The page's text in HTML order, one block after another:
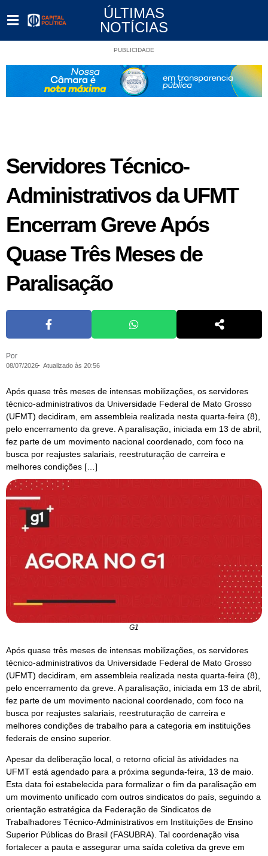
ÚLTIMAS
NOTÍCIAS
PUBLICIDADE
Servidores Técnico-
Administrativos da UFMT
Encerram Greve Após
Quase Três Meses de
Paralisação
Por
08/07/2026 Atualizado às 20:56
Após quase três meses de intensas mobilizações, os servidores
técnico-administrativos da Universidade Federal de Mato Grosso
(UFMT) decidiram, em assembleia realizada nesta quarta-feira (8),
pelo encerramento da greve. A paralisação, iniciada em 13 de abril,
fez parte de um movimento nacional coordenado, com foco na
busca por reajustes salariais, reestruturação de carreira e
melhores condições […]
G1
Após quase três meses de intensas mobilizações, os servidores
técnico-administrativos da Universidade Federal de Mato Grosso
(UFMT) decidiram, em assembleia realizada nesta quarta-feira (8),
pelo encerramento da greve. A paralisação, iniciada em 13 de abril,
fez parte de um movimento nacional coordenado, com foco na
busca por reajustes salariais, reestruturação de carreira e
melhores condições de trabalho para a categoria em instituições
federais de ensino superior.
Apesar da deliberação local, o retorno oficial às atividades na
UFMT está agendado para a próxima segunda-feira, 13 de maio.
Esta data foi estabelecida para formalizar o fim da paralisação em
um movimento unificado com outros sindicatos do país, seguindo a
orientação estratégica da Federação de Sindicatos de
Trabalhadores Técnico-Administrativos em Instituições de Ensino
Superior Públicas do Brasil (FASUBRA). Tal coordenação visa
fortalecer a pauta e assegurar uma saída coletiva da greve em